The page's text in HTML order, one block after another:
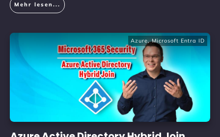
Mehr lesen...
Azure,Microsoft Entra ID